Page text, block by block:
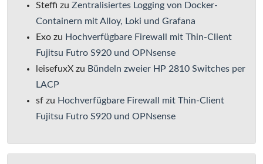
Steffi zu Zentralisiertes Logging von Docker-
Containern mit Alloy, Loki und Grafana
Exo zu Hochverfügbare Firewall mit Thin-Client
Fujitsu Futro S920 und OPNsense
leisefuxX zu Bündeln zweier HP 2810 Switches per
LACP
sf zu Hochverfügbare Firewall mit Thin-Client
Fujitsu Futro S920 und OPNsense